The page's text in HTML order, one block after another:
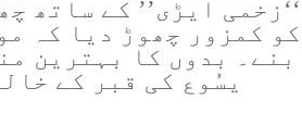
‘‘زخمی ایڑی’’ کے ساتھ
کو کمزور چھوڑ دیا کہ
بنے۔ بدوں کا بہترین
یسُوع کی قبر کے